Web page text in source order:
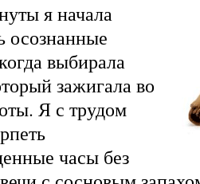
я начала
осознанные
выбирала
зажигала во
Я с трудом
часы без